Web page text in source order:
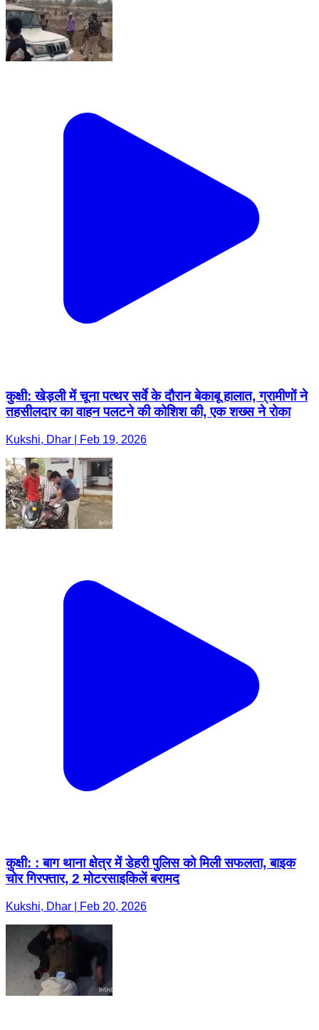
कुक्षी: खेड़ली में चूना पत्थर सर्वे के दौरान बेकाबू हालात, ग्रामीणों ने
तहसीलदार का वाहन पलटने की कोशिश की, एक शख्स ने रोका
Kukshi, Dhar | Feb 19, 2026
कुक्षी: : बाग थाना क्षेत्र में डेहरी पुलिस को मिली सफलता, बाइक
चोर गिरफ्तार, 2 मोटरसाइकिलें बरामद
Kukshi, Dhar | Feb 20, 2026